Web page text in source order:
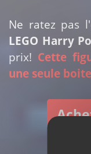
Ne ratez pas
LEGO Harry
prix! Cette
une seule